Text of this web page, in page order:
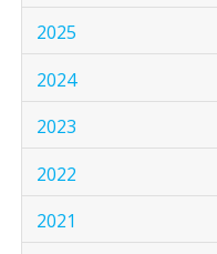
2025
2024
2023
2022
2021